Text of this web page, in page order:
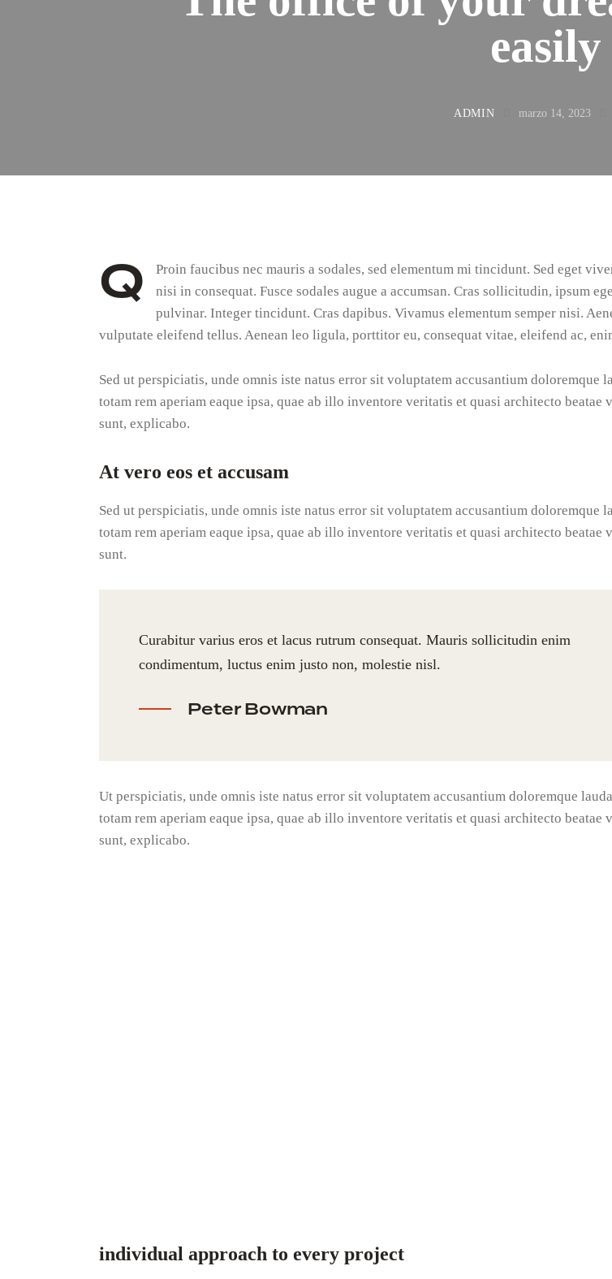
easily
ADMIN marzo 14, 2023
Q
Proin faucibus nec mauris a sodales, sed elementum mi tincidunt. Sed eget
nisi in consequat. Fusce sodales augue a accumsan. Cras sollicitudin, ipsum
pulvinar. Integer tincidunt. Cras dapibus. Vivamus elementum semper nisi.
vulputate eleifend tellus. Aenean leo ligula, porttitor eu, consequat vitae, eleifend ac,
Sed ut perspiciatis, unde omnis iste natus error sit voluptatem accusantium doloremque
totam rem aperiam eaque ipsa, quae ab illo inventore veritatis et quasi architecto beatae
sunt, explicabo.
At vero eos et accusam
Sed ut perspiciatis, unde omnis iste natus error sit voluptatem accusantium doloremque
totam rem aperiam eaque ipsa, quae ab illo inventore veritatis et quasi architecto beatae
sunt.
Curabitur varius eros et lacus rutrum consequat. Mauris sollicitudin enim
condimentum, luctus enim justo non, molestie nisl.
Peter Bowman
Ut perspiciatis, unde omnis iste natus error sit voluptatem accusantium doloremque
totam rem aperiam eaque ipsa, quae ab illo inventore veritatis et quasi architecto beatae
sunt, explicabo.
individual approach to every project